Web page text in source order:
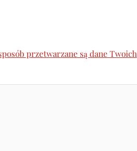
przetwarzane są dane Twoich